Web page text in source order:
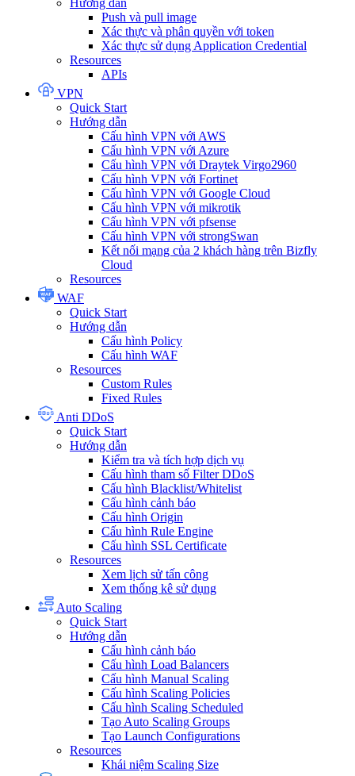
Hướng dẫn
Push và pull image
Xác thực và phân quyền với token
Xác thực sử dụng Application Credential
Resources
APIs
VPN
Quick Start
Hướng dẫn
Cấu hình VPN với AWS
Cấu hình VPN với Azure
Cấu hình VPN với Draytek Virgo2960
Cấu hình VPN với Fortinet
Cấu hình VPN với Google Cloud
Cấu hình VPN với mikrotik
Cấu hình VPN với pfsense
Cấu hình VPN với strongSwan
Kết nối mạng của 2 khách hàng trên Bizfly
Cloud
Resources
WAF
Quick Start
Hướng dẫn
Cấu hình Policy
Cấu hình WAF
Resources
Custom Rules
Fixed Rules
Anti DDoS
Quick Start
Hướng dẫn
Kiểm tra và tích hợp dịch vụ
Cấu hình tham số Filter DDoS
Cấu hình Blacklist/Whitelist
Cấu hình cảnh báo
Cấu hình Origin
Cấu hình Rule Engine
Cấu hình SSL Certificate
Resources
Xem lịch sử tấn công
Xem thống kê sử dụng
Auto Scaling
Quick Start
Hướng dẫn
Cấu hình cảnh báo
Cấu hình Load Balancers
Cấu hình Manual Scaling
Cấu hình Scaling Policies
Cấu hình Scaling Scheduled
Tạo Auto Scaling Groups
Tạo Launch Configurations
Resources
Khái niệm Scaling Size